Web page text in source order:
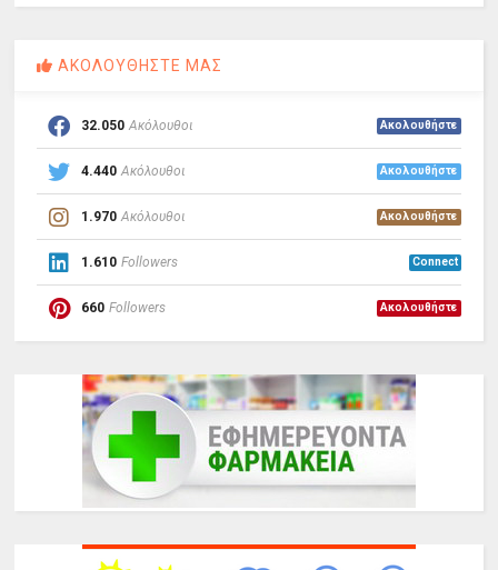
ΑΚΟΛΟΥΘΗΣΤΕ ΜΑΣ
32.050 Ακόλουθοι Ακολουθήστε
4.440 Ακόλουθοι Ακολουθήστε
1.970 Ακόλουθοι Ακολουθήστε
1.610 Followers Connect
660 Followers Ακολουθήστε